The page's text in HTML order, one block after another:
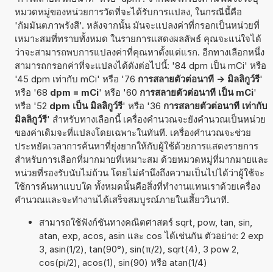
หมวดหมู่ของหน่วยการวัดที่จะได้รับการแปลง, ในกรณีนี้คือ
'กัมมันตภาพรังสี'. หลังจากนั้น มันจะแปลงค่าที่กรอกเป็นหน่วยที่
เหมาะสมที่ทราบทั้งหมด ในรายการแสดงผลลัพธ์ คุณจะแน่ใจได้
ว่าจะสามารถพบการแปลงค่าที่คุณหาตั้งแต่แรก. อีกทางเลือกหนึ่ง
สามารถกรอกค่าที่จะแปลงได้ดังต่อไปนี้: '84 dpm เป็น mCi' หรือ
'45 dpm เท่ากับ mCi' หรือ '76 การสลายตัวต่อนาที -> มิลลิกูว์รี'
หรือ '68 dpm = mCi' หรือ '60 การสลายตัวต่อนาที เป็น mCi'
หรือ '52 dpm เป็น มิลลิกูว์รี' หรือ '36 การสลายตัวต่อนาที เท่ากับ
มิลลิกูว์รี' สำหรับทางเลือกนี้ เครื่องคำนวณจะยังคำนวณเป็นหน่วย
ของค่าเดิมจะที่แปลงโดยเฉพาะในทันที. เครื่องคำนวณจะช่วย
ประหยัดเวลาการค้นหาที่ยุ่งยากให้กับผู้ใช้ด้วยการแสดงรายการ
สำหรับการเลือกที่มากมายที่เหมาะสม ด้วยหมวดหมู่ที่มากมายและ
หน่วยที่รองรับนับไม่ถ้วน โดยไม่คำนึงถึงความเป็นไปได้ว่าผู้ใช้จะ
ใช้การค้นหาแบบใด ทั้งหมดนั้นคือสิ่งที่ทำงานแทนเราด้วยเครื่อง
คำนวณและจะทำงานได้เสร็จสมบูรณ์ภายในเสี้ยววินาที.
สามารถใช้ฟังก์ชันทางคณิตศาสตร์ sqrt, pow, tan, sin,
atan, exp, acos, asin และ cos ได้เช่นกัน ตัวอย่าง: 2 exp
3, asin(1/2), tan(90°), sin(π/2), sqrt(4), 3 pow 2,
cos(pi/2), acos(1), sin(90) หรือ atan(1/4)